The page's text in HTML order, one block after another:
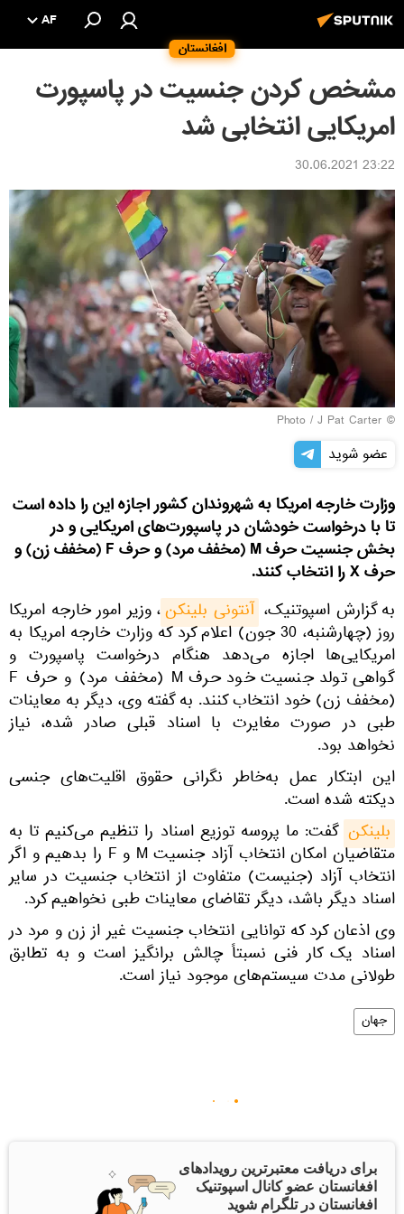
افغانستان
AF
مشخص کردن جنسیت در پاسپورت
امریکایی انتخابی شد
23:22 30.06.2021
© Photo / J Pat Carter
عضو شوید
وزارت خارجه امریکا به شهروندان کشور اجازه این را داده است
تا با درخواست خودشان در پاسپورت‌های امریکایی و در
بخش جنسیت حرف M (مخفف مرد) و حرف F (مخفف زن) و
حرف X را انتخاب کنند.
به گزارش اسپوتنیک، آنتونی بلینکن، وزیر امور خارجه امریکا
روز (چهارشنبه، 30 جون) اعلام کرد که وزارت خارجه امریکا به
امریکایی‌ها اجازه می‌دهد هنگام درخواست پاسپورت و
گواهی تولد جنسیت خود حرف M (مخفف مرد) و حرف F
(مخفف زن) خود انتخاب کنند. به گفته وی، دیگر به معاینات
طبی در صورت مغایرت با اسناد قبلی صادر شده، نیاز
نخواهد بود.
این ابتکار عمل به‌خاطر نگرانی حقوق اقلیت‌های جنسی
دیکته شده است.
بلینکن گفت: ما پروسه توزیع اسناد را تنظیم می‌کنیم تا به
متقاضیان امکان انتخاب آزاد جنسیت M و F را بدهیم و اگر
انتخاب آزاد (جنیست) متفاوت از انتخاب جنسیت در سایر
اسناد دیگر باشد، دیگر تقاضای معاینات طبی نخواهیم کرد.
وی اذعان کرد که توانایی انتخاب جنسیت غیر از زن و مرد در
اسناد یک کار فنی نسبتاً چالش برانگیز است و به تطابق
طولانی مدت سیستم‌های موجود نیاز است.
جهان
برای دریافت معتبرترین رویدادهای
افغانستان عضو کانال اسپوتنیک
افغانستان در تلگرام شوید